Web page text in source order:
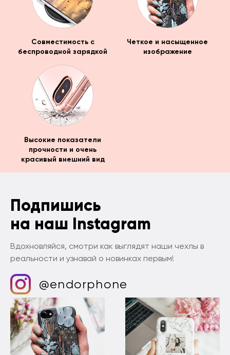
Совместимость с
беспроводной зарядкой
Четкое и насыщенное
изображение
Высокие показатели
прочности и очень
красивый внешний вид
Подпишись
на наш Instagram
Вдохновляйся, смотри как выглядят наши чехлы в
реальности и узнавай о новинках первым!
@endorphone